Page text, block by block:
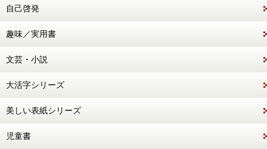
自己啓発
趣味／実用書
文芸・小説
大活字シリーズ
美しい表紙シリーズ
児童書